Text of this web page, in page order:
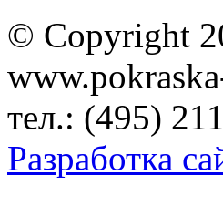
© Copyright
тел.: (495)
Разработка